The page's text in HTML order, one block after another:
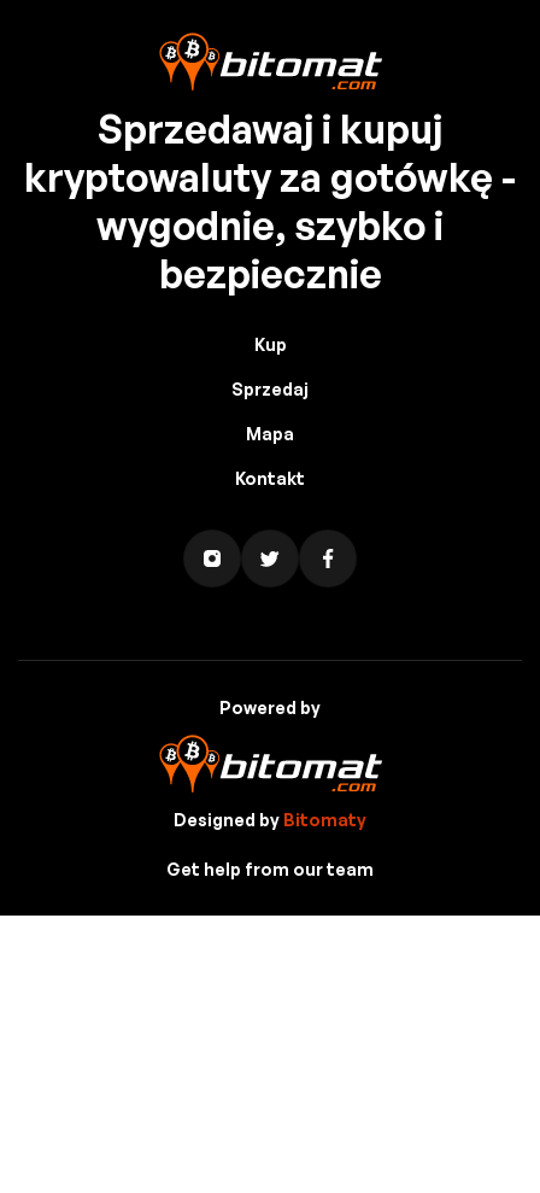
Sprzedawaj i kupuj
kryptowaluty za gotówkę -
wygodnie, szybko i
bezpiecznie
Kup
Sprzedaj
Mapa
Kontakt
Powered by
Designed by Bitomaty
Get help from our team